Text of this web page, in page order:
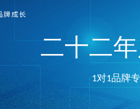
二十二
1对1品牌